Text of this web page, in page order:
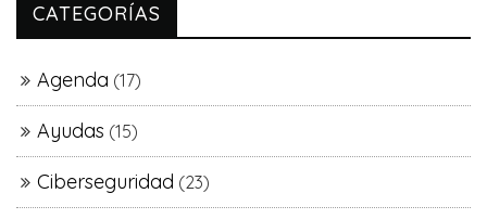
CATEGORÍAS
Agenda (17)
Ayudas (15)
Ciberseguridad (23)